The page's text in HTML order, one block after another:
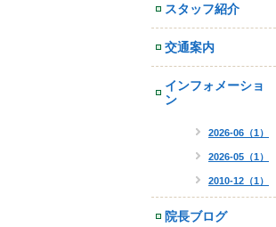
スタッフ紹介
交通案内
インフォメーショ
ン
2026-06（1）
2026-05（1）
2010-12（1）
院長ブログ